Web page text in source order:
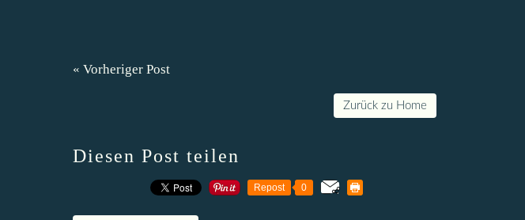
« Vorheriger Post
Zurück zu Home
Diesen Post teilen
Repost 0